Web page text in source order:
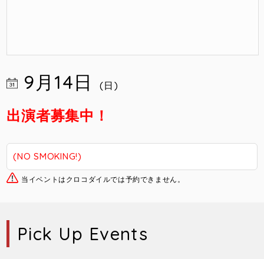
9月14日 (日)
出演者募集中！
(NO SMOKING!)
当イベントはクロコダイルでは予約できません。
Pick Up Events